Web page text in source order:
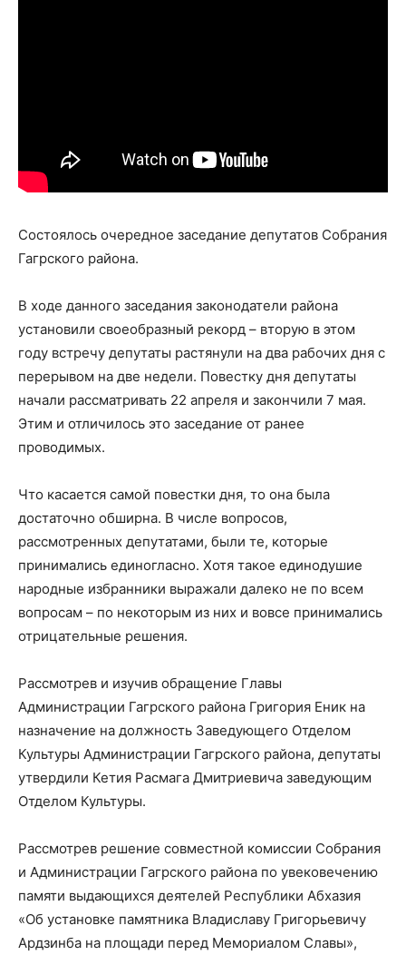
Состоялось очередное заседание депутатов Собрания
Гагрского района.
В ходе данного заседания законодатели района
установили своеобразный рекорд – вторую в этом
году встречу депутаты растянули на два рабочих дня с
перерывом на две недели. Повестку дня депутаты
начали рассматривать 22 апреля и закончили 7 мая.
Этим и отличилось это заседание от ранее
проводимых.
Что касается самой повестки дня, то она была
достаточно обширна. В числе вопросов,
рассмотренных депутатами, были те, которые
принимались единогласно. Хотя такое единодушие
народные избранники выражали далеко не по всем
вопросам – по некоторым из них и вовсе принимались
отрицательные решения.
Рассмотрев и изучив обращение Главы
Администрации Гагрского района Григория Еник на
назначение на должность Заведующего Отделом
Культуры Администрации Гагрского района, депутаты
утвердили Кетия Расмага Дмитриевича заведующим
Отделом Культуры.
Рассмотрев решение совместной комиссии Собрания
и Администрации Гагрского района по увековечению
памяти выдающихся деятелей Республики Абхазия
«Об установке памятника Владиславу Григорьевичу
Ардзинба на площади перед Мемориалом Славы»,